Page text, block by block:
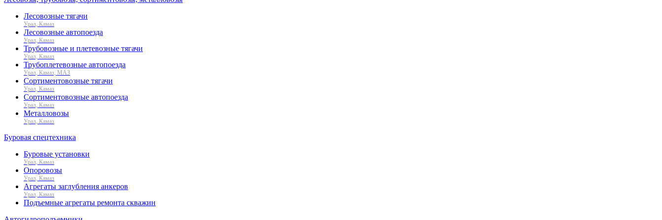
Лесовозные тягачи
Урал, Камаз
Лесовозные автопоезда
Урал, Камаз
Трубовозные и плетевозные тягачи
Урал, Камаз
Трубоплетевозные автопоезда
Урал, Камаз, МАЗ
Сортиментовозные тягачи
Урал, Камаз
Сортиментовозные автопоезда
Урал, Камаз
Металловозы
Урал, Камаз
Буровая спецтехника
Буровые установки
Урал, Камаз
Опоровозы
Урал, Камаз
Агрегаты заглубления анкеров
Урал, Камаз
Подъемные агрегаты ремонта скважин